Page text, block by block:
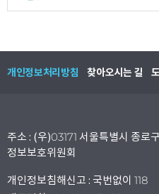
개인정보처리방침 찾아오시는 길
주소 : (우)03171 서울특별시 종로
정보보호위원회
개인정보침해신고 : 국번없이 118